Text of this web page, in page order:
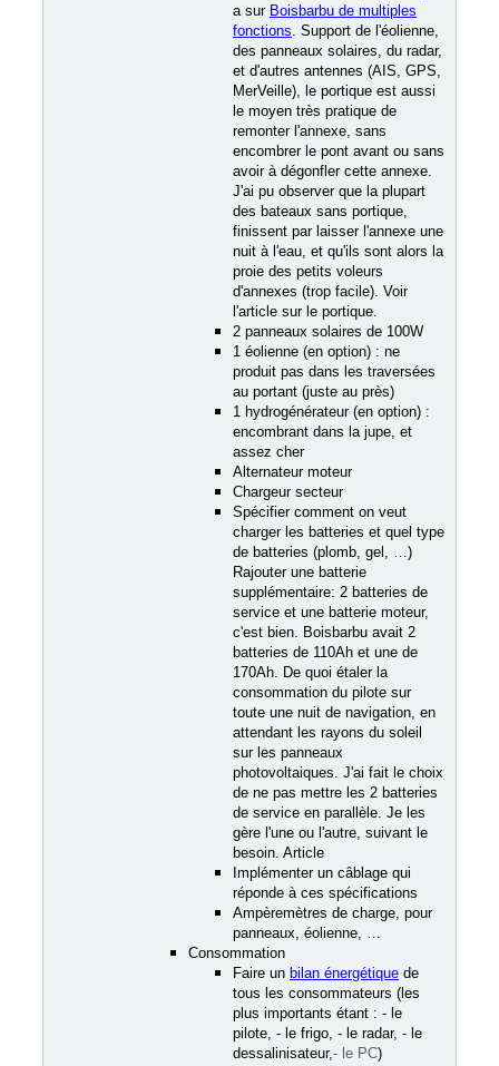
a sur Boisbarbu de multiples
fonctions . Support de l'éolienne,
des panneaux solaires, du radar,
et d'autres antennes (AIS, GPS,
MerVeille), le portique est aussi
le moyen très pratique de
remonter l'annexe, sans
encombrer le pont avant ou sans
avoir à dégonfler cette annexe.
J'ai pu observer que la plupart
des bateaux sans portique,
finissent par laisser l'annexe une
nuit à l'eau, et qu'ils sont alors la
proie des petits voleurs
d'annexes (trop facile). Voir
l'article sur le portique.
2 panneaux solaires de 100W
1 éolienne (en option) : ne
produit pas dans les traversées
au portant (juste au près)
1 hydrogénérateur (en option) :
encombrant dans la jupe, et
assez cher
Alternateur moteur
Chargeur secteur
Spécifier comment on veut
charger les batteries et quel type
de batteries (plomb, gel, …)
Rajouter une batterie
supplémentaire: 2 batteries de
service et une batterie moteur,
c'est bien. Boisbarbu avait 2
batteries de 110Ah et une de
170Ah. De quoi étaler la
consommation du pilote sur
toute une nuit de navigation, en
attendant les rayons du soleil
sur les panneaux
photovoltaiques. J'ai fait le choix
de ne pas mettre les 2 batteries
de service en parallèle. Je les
gère l'une ou l'autre, suivant le
besoin. Article
Implémenter un câblage qui
réponde à ces spécifications
Ampèremètres de charge, pour
panneaux, éolienne, …
Consommation
Faire un bilan énergétique de
tous les consommateurs (les
plus importants étant : - le
pilote, - le frigo, - le radar, - le
dessalinisateur,- le PC)